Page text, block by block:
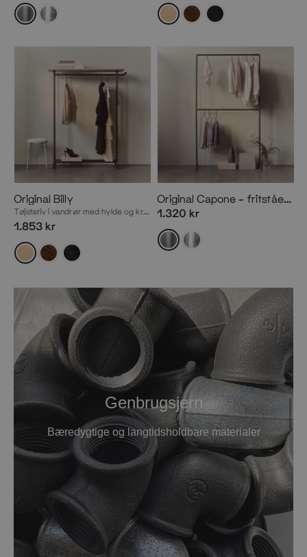
Original Billy
Tøjstativ i vandrør med hylde og krog
1.853 kr
Original Capone – fritstående tøjstativ med dobbelt ophæng
1.320 kr
Genbrugsjern
Bæredygtige og langtidsholdbare materialer